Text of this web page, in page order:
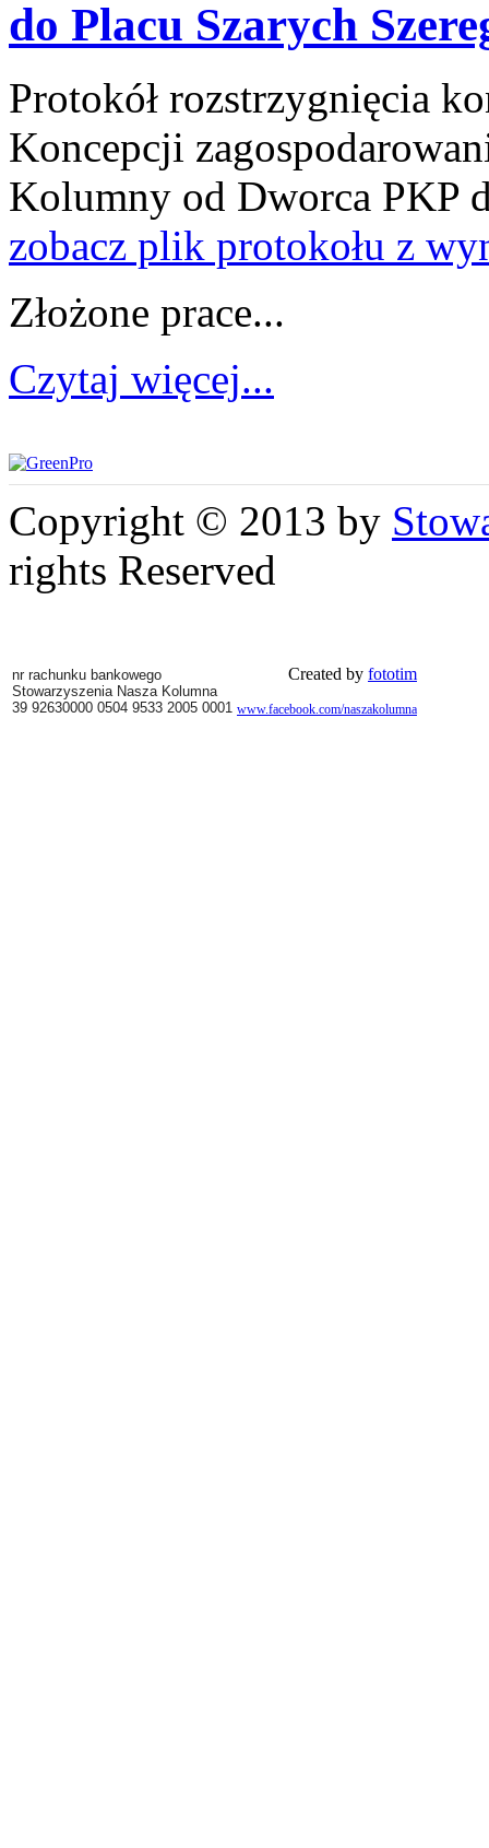
do Placu Szarych
Protokół rozstrzygnięcia
Koncepcji
Kolumny od Dworca PKP
zobacz plik protokołu z
Złożone prace...
Czytaj więcej...
Copyright © 2013 by
rights Reserved
nr rachunku bankowego
Stowarzyszenia Nasza Kolumna
39 92630000 0504 9533 2005 0001
Created by fototim
www.facebook.com/naszakolumna